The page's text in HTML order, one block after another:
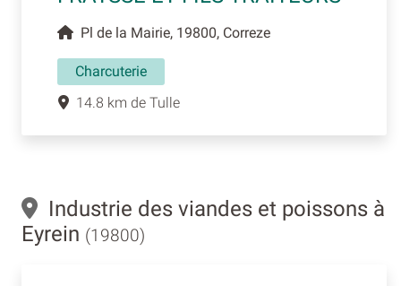
Pl de la Mairie, 19800, Correze
Charcuterie
14.8 km de Tulle
Industrie des viandes et poissons à
Eyrein (19800)